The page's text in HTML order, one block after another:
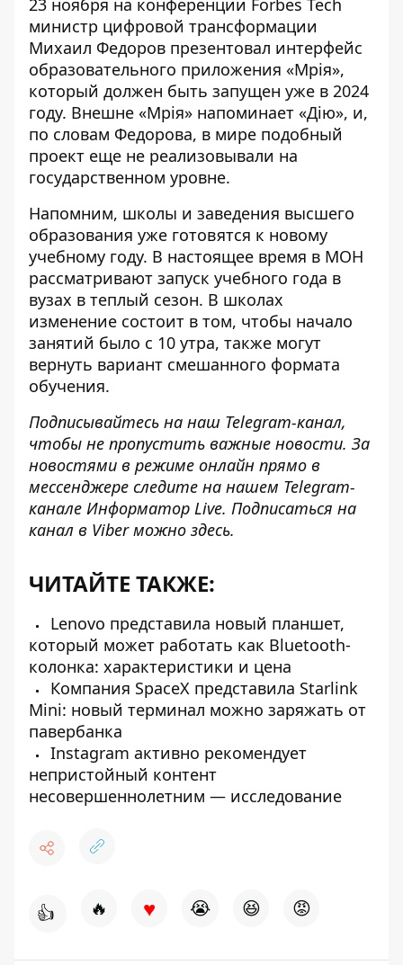
23 ноября на конференции Forbes Tech
министр цифровой трансформации
Михаил Федоров презентовал интерфейс
образовательного приложения «Мрія»,
который должен быть запущен уже в 2024
году. Внешне «Мрія» напоминает «Дію», и,
по словам Федорова, в мире подобный
проект еще не реализовывали на
государственном уровне.
Напомним, школы и заведения высшего
образования уже готовятся к новому
учебному году. В настоящее время в МОН
рассматривают запуск учебного года в
вузах в теплый сезон. В школах
изменение состоит в том, чтобы начало
занятий было с 10 утра, также могут
вернуть вариант смешанного формата
обучения.
Подписывайтесь на наш Telegram-канал,
чтобы не пропустить важные новости. За
новостями в режиме онлайн прямо в
мессенджере следите на нашем Telegram-
канале Информатор Live. Подписаться на
канал в Viber можно здесь.
ЧИТАЙТЕ ТАКЖЕ:
Lenovo представила новый планшет,
который может работать как Bluetooth-
колонка: характеристики и цена
Компания SpaceX представила Starlink
Mini: новый терминал можно заряжать от
павербанка
Instagram активно рекомендует
непристойный контент
несовершеннолетним — исследование
👍 🔥 ♥ 😭 😆 😡